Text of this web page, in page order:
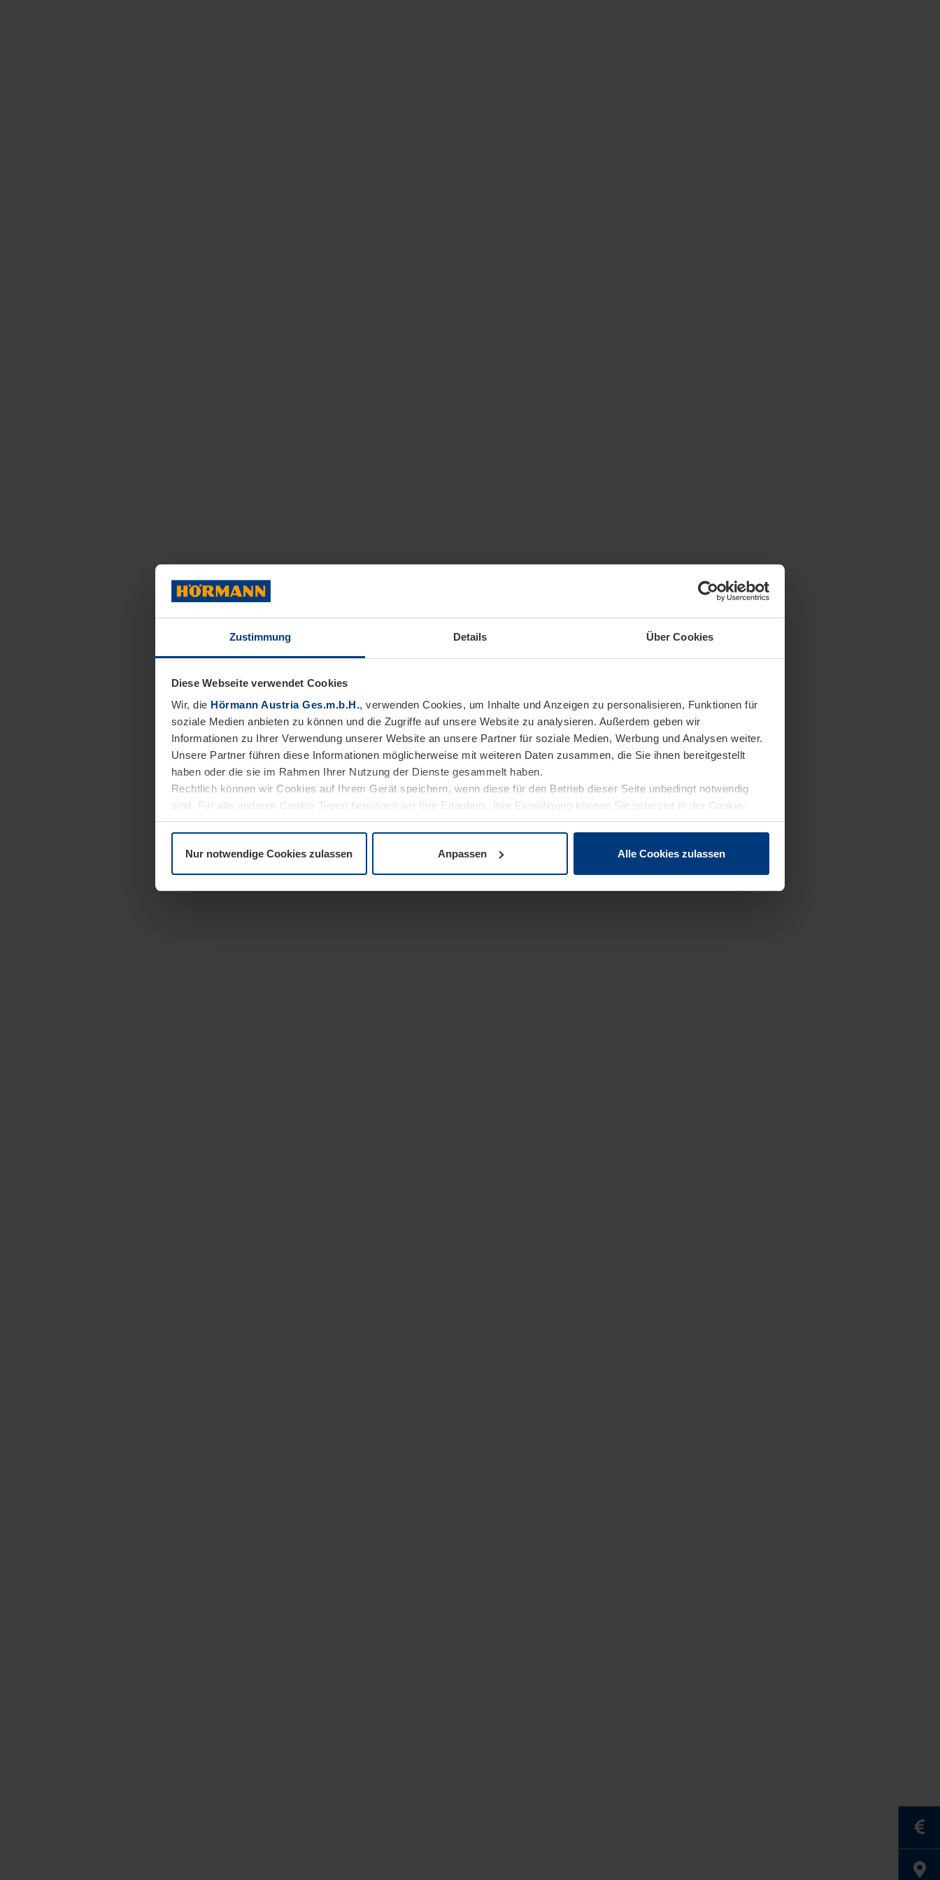
Zustimmung Details Über Cookies
Diese Webseite verwendet Cookies
Wir, die Hörmann Austria Ges.m.b.H., verwenden Cookies, um Inhalte und Anzeigen zu personalisieren, Funktionen für
soziale Medien anbieten zu können und die Zugriffe auf unsere Website zu analysieren. Außerdem geben wir
Informationen zu Ihrer Verwendung unserer Website an unsere Partner für soziale Medien, Werbung und Analysen weiter.
Unsere Partner führen diese Informationen möglicherweise mit weiteren Daten zusammen, die Sie ihnen bereitgestellt
haben oder die sie im Rahmen Ihrer Nutzung der Dienste gesammelt haben.
Rechtlich können wir Cookies auf Ihrem Gerät speichern, wenn diese für den Betrieb dieser Seite unbedingt notwendig
sind. Für alle anderen Cookie-Typen benötigen wir Ihre Erlaubnis. Ihre Einwilligung können Sie jederzeit in der Cookie-
Erläuterung auf der SeiteDatenschutzerklärungunserer Website ändern oder widerrufen.
Nur notwendige Cookies zulassen Anpassen Alle Cookies zulassen